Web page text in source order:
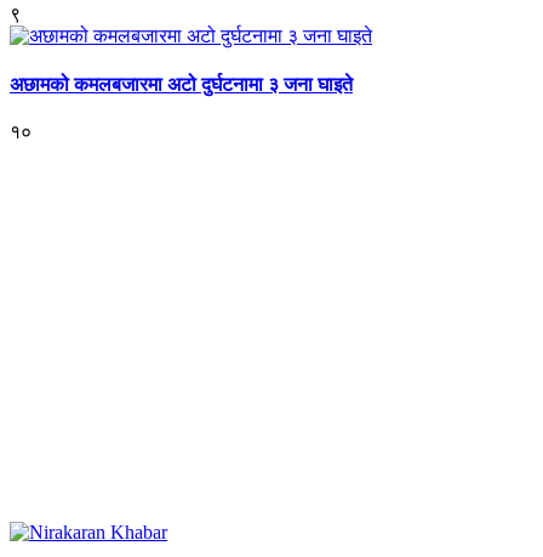
९
अछामको कमलबजारमा अटो दुर्घटनामा ३ जना घाइते
१०